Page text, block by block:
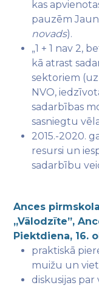
kas
pauzēm
novads).
„1 + 1 nav 2,
kā atrast
sektoriem
NVO,
sadarbības
sasniegtu
2015.-2020.
resursi un
sadarbību
Ances
„Vālodzīte”,
Piektdiena, 16.
praktiskā
muižu un
diskusijas